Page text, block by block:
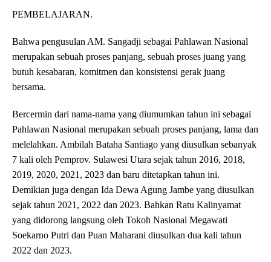
PEMBELAJARAN.
Bahwa pengusulan AM. Sangadji sebagai Pahlawan Nasional
merupakan sebuah proses panjang, sebuah proses juang yang
butuh kesabaran, komitmen dan konsistensi gerak juang
bersama.
Bercermin dari nama-nama yang diumumkan tahun ini sebagai
Pahlawan Nasional merupakan sebuah proses panjang, lama dan
melelahkan. Ambilah Bataha Santiago yang diusulkan sebanyak
7 kali oleh Pemprov. Sulawesi Utara sejak tahun 2016, 2018,
2019, 2020, 2021, 2023 dan baru ditetapkan tahun ini.
Demikian juga dengan Ida Dewa Agung Jambe yang diusulkan
sejak tahun 2021, 2022 dan 2023. Bahkan Ratu Kalinyamat
yang didorong langsung oleh Tokoh Nasional Megawati
Soekarno Putri dan Puan Maharani diusulkan dua kali tahun
2022 dan 2023.